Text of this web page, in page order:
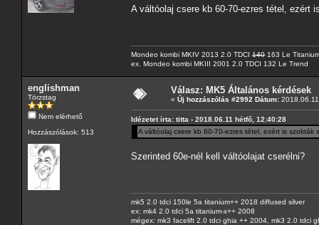
A váltóolaj csere kb 60-70-ezres tétel, ezért
Mondeo kombi MKIV 2013 2.0 TDCI 140 163 Le
ex. Mondeo kombi MKIII 2001 2.0 TDCI 132 Le Trend
englishman
Törzstag
Nem elérhető
Hozzászólások: 513
Válasz: MK5 Általános kérdések
« Új hozzászólás #2992 Dátum:
Idézetet írta: titta - 2018.06.11 hétfő, 12:40:28
A váltóolaj csere kb 60-70-ezres tétel, ezért is szokták
Szerinted 60e-nél kell váltóolajat cserélni?
mk5 2.0 tdci 150le 5a titanium++ 2018 diffused silver
ex: mk4 2.0 tdci 5a titanium-x++ 2008
mégex: mk3 facelift 2.0 tdci ghia ++ 2004, mk3 2.0 tdci